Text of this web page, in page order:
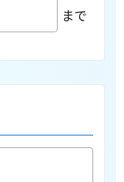
まで